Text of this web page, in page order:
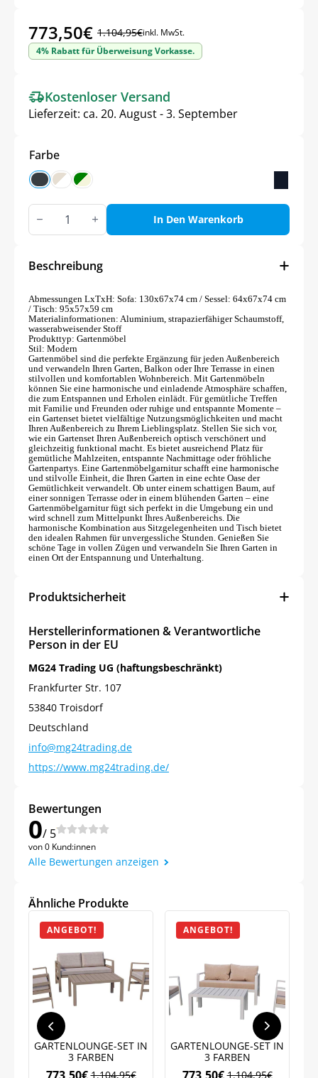
1.104,95€
773,50€
inkl. MwSt.
4% Rabatt für Überweisung Vorkasse.
Kostenloser Versand
Lieferzeit: ca. 20. August - 3. September
Farbe
GARTENLOUNGE-
SET
IN
Menge
In Den Warenkorb
Beschreibung
Abmessungen LxTxH: Sofa: 130x67x74 cm / Sessel: 64x67x74 cm
/ Tisch: 95x57x59 cm
Materialinformationen: Aluminium, strapazierfähiger Schaumstoff,
wasserabweisender Stoff
Produkttyp: Gartenmöbel
Stil: Modern
Gartenmöbel sind die perfekte Ergänzung für jeden Außenbereich
und verwandeln Ihren Garten, Balkon oder Ihre Terrasse in einen
stilvollen und komfortablen Wohnbereich. Mit Gartenmöbeln
können Sie eine harmonische und einladende Atmosphäre schaffen,
die zum Entspannen und Erholen einlädt. Für gemütliche Treffen
mit Familie und Freunden oder ruhige und entspannte Momente –
ein Gartenset bietet vielfältige Nutzungsmöglichkeiten und macht
Ihren Außenbereich zu Ihrem Lieblingsplatz. Stellen Sie sich vor,
wie ein Gartenset Ihren Außenbereich optisch verschönert und
gleichzeitig funktional macht. Es bietet ausreichend Platz für
gemütliche Mahlzeiten, entspannte Nachmittage oder fröhliche
Gartenpartys. Eine Gartenmöbelgarnitur schafft eine harmonische
und stilvolle Einheit, die Ihren Garten in eine echte Oase der
Gemütlichkeit verwandelt. Ob unter einem schattigen Baum, auf
einer sonnigen Terrasse oder in einem blühenden Garten – eine
Gartenmöbelgarnitur fügt sich perfekt in die Umgebung ein und
wird schnell zum Mittelpunkt Ihres Außenbereichs. Die
harmonische Kombination aus Sitzgelegenheiten und Tisch bietet
den idealen Rahmen für unvergessliche Stunden. Genießen Sie
schöne Tage in vollen Zügen und verwandeln Sie Ihren Garten in
einen Ort der Entspannung und Unterhaltung.
Produktsicherheit
Herstellerinformationen & Verantwortliche
Person in der EU
MG24 Trading UG (haftungsbeschränkt)
Frankfurter Str. 107
53840 Troisdorf
Deutschland
info@mg24trading.de
https://www.mg24trading.de/
Bewertungen
0/ 5
von 0 Kund:innen
Alle Bewertungen anzeigen
Ähnliche Produkte
ANGEBOT!
GARTENLOUNGE-SET IN
3 FARBEN
1.104,95€
ANGEBOT!
GARTENLOUNGE-SET IN
3 FARBEN
1.104,95€
Jetzt5% Rabatt